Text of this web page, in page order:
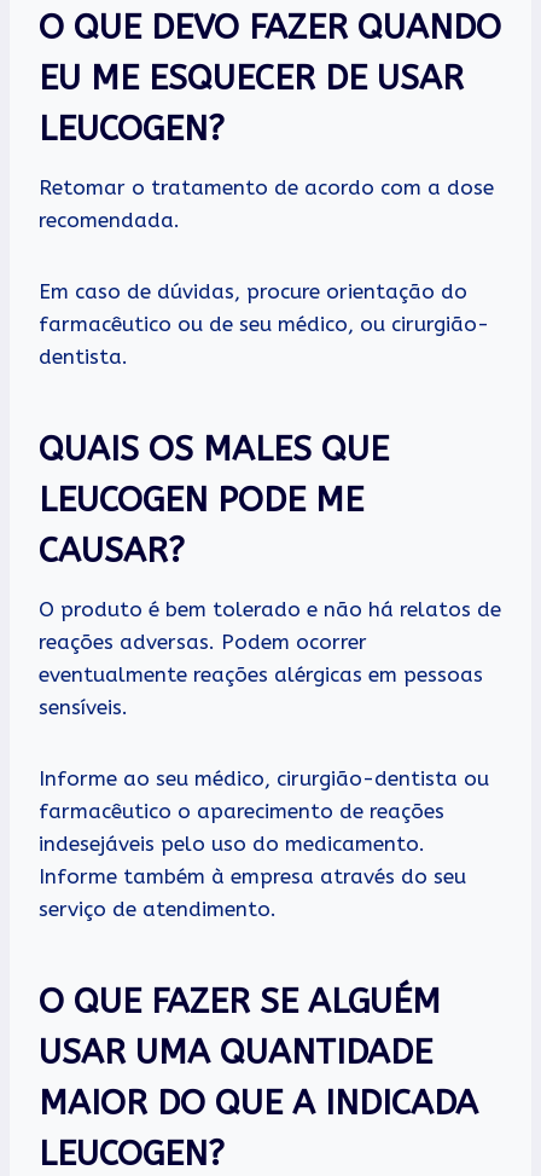
O QUE DEVO FAZER QUANDO
EU ME ESQUECER DE USAR
LEUCOGEN?
Retomar o tratamento de acordo com a dose
recomendada.
Em caso de dúvidas, procure orientação do
farmacêutico ou de seu médico, ou cirurgião-
dentista.
QUAIS OS MALES QUE
LEUCOGEN PODE ME
CAUSAR?
O produto é bem tolerado e não há relatos de
reações adversas. Podem ocorrer
eventualmente reações alérgicas em pessoas
sensíveis.
Informe ao seu médico, cirurgião-dentista ou
farmacêutico o aparecimento de reações
indesejáveis pelo uso do medicamento.
Informe também à empresa através do seu
serviço de atendimento.
O QUE FAZER SE ALGUÉM
USAR UMA QUANTIDADE
MAIOR DO QUE A INDICADA
LEUCOGEN?